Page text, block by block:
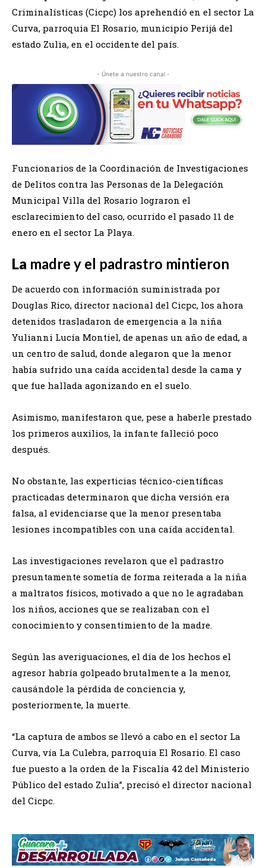
Criminalísticas (Cicpc) los aprehendió en el sector La
Curva, parroquia El Rosario, municipio Perijá del
estado Zulia, en el occidente del país.
- Únete a nuestro canal -
Funcionarios de la Coordinación de Investigaciones
de Delitos contra las Personas de la Delegación
Municipal Villa del Rosario lograron el
esclarecimiento del caso, ocurrido el pasado 11 de
enero en el sector La Playa.
La madre y el padrastro mintieron
De acuerdo con información suministrada por
Douglas Rico, director nacional del Cicpc, los ahora
detenidos trasladaron de emergencia a la niña
Yulianni Lucía Montiel, de apenas un año de edad, a
un centro de salud, donde alegaron que la menor
había sufrido una caída accidental desde la cama y
que fue hallada agonizando en el suelo.
Asimismo, manifestaron que, pese a haberle prestado
los primeros auxilios, la infante falleció poco
después.
No obstante, las experticias técnico-científicas
practicadas determinaron que dicha versión era
falsa, al evidenciarse que la menor presentaba
lesiones incompatibles con una caída accidental.
Las investigaciones revelaron que el padrastro
presuntamente sometía de forma reiterada a la niña
a maltratos físicos, motivado a que no le agradaban
los niños, acciones que se realizaban con el
conocimiento y consentimiento de la madre.
Según las averiguaciones, el día de los hechos el
agresor habría golpeado brutalmente a la menor,
causándole la pérdida de conciencia y,
posteriormente, la muerte.
“La captura de ambos se llevó a cabo en el sector La
Curva, vía La Culebra, parroquia El Rosario. El caso
fue puesto a la orden de la Fiscalía 42 del Ministerio
Público del estado Zulia”, precisó el director nacional
del Cicpc.